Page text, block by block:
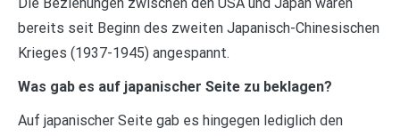
Die Beziehungen zwischen den USA und Japan waren
bereits seit Beginn des zweiten Japanisch-Chinesischen
Krieges (1937-1945) angespannt.
Was gab es auf japanischer Seite zu beklagen?
Auf japanischer Seite gab es hingegen lediglich den